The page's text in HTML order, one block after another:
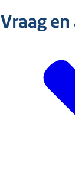
Vraag